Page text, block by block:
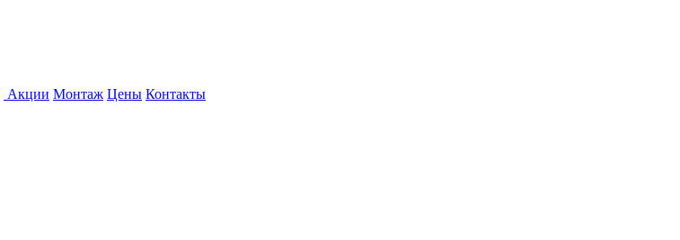
Акции Монтаж Цены Контакты